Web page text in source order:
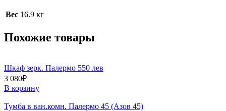
Вес 16.9 кг
Похожие товары
Шкаф зерк. Палермо 550 лев
3 080₽
В корзину
Тумба в ван.комн. Палермо 45 (Азов 45)